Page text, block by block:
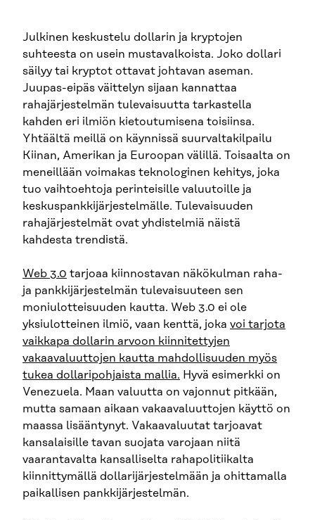
Julkinen keskustelu dollarin ja kryptojen
suhteesta on usein mustavalkoista. Joko dollari
säilyy tai kryptot ottavat johtavan aseman.
Juupas-eipäs väittelyn sijaan kannattaa
rahajärjestelmän tulevaisuutta tarkastella
kahden eri ilmiön kietoutumisena toisiinsa.
Yhtäältä meillä on käynnissä suurvaltakilpailu
Kiinan, Amerikan ja Euroopan välillä. Toisaalta on
meneillään voimakas teknologinen kehitys, joka
tuo vaihtoehtoja perinteisille valuutoille ja
keskuspankkijärjestelmälle. Tulevaisuuden
rahajärjestelmät ovat yhdistelmiä näistä
kahdesta trendistä.
Web 3.0 tarjoaa kiinnostavan näkökulman raha-
ja pankkijärjestelmän tulevaisuuteen sen
moniulotteisuuden kautta. Web 3.0 ei ole
yksiulotteinen ilmiö, vaan kenttä, joka voi tarjota
vaikkapa dollarin arvoon kiinnitettyjen
vakaavaluuttojen kautta mahdollisuuden myös
tukea dollaripohjaista mallia. Hyvä esimerkki on
Venezuela. Maan valuutta on vajonnut pitkään,
mutta samaan aikaan vakaavaluuttojen käyttö on
maassa lisääntynyt. Vakaavaluutat tarjoavat
kansalaisille tavan suojata varojaan niitä
vaarantavalta kansalliselta rahapolitiikalta
kiinnittymällä dollarijärjestelmään ja ohittamalla
paikallisen pankkijärjestelmän.